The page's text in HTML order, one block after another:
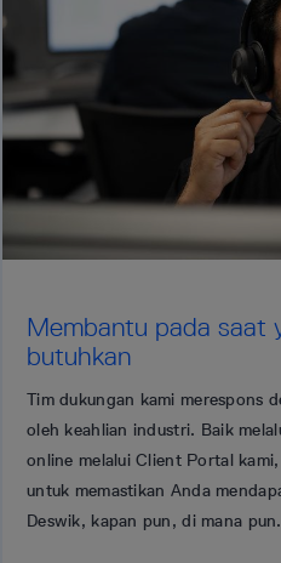
Membantu pada saat
butuhkan
Tim dukungan kami merespons
oleh keahlian industri. Baik
online melalui Client Portal
untuk memastikan Anda
Deswik, kapan pun, di mana pun.